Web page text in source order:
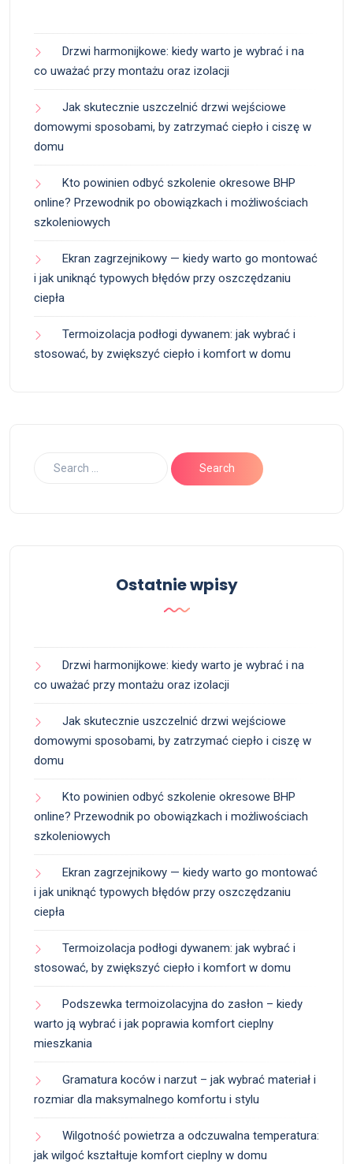
Drzwi harmonijkowe: kiedy warto je wybrać i na
co uważać przy montażu oraz izolacji
Jak skutecznie uszczelnić drzwi wejściowe
domowymi sposobami, by zatrzymać ciepło i ciszę w
domu
Kto powinien odbyć szkolenie okresowe BHP
online? Przewodnik po obowiązkach i możliwościach
szkoleniowych
Ekran zagrzejnikowy — kiedy warto go montować
i jak uniknąć typowych błędów przy oszczędzaniu
ciepła
Termoizolacja podłogi dywanem: jak wybrać i
stosować, by zwiększyć ciepło i komfort w domu
Ostatnie wpisy
Drzwi harmonijkowe: kiedy warto je wybrać i na
co uważać przy montażu oraz izolacji
Jak skutecznie uszczelnić drzwi wejściowe
domowymi sposobami, by zatrzymać ciepło i ciszę w
domu
Kto powinien odbyć szkolenie okresowe BHP
online? Przewodnik po obowiązkach i możliwościach
szkoleniowych
Ekran zagrzejnikowy — kiedy warto go montować
i jak uniknąć typowych błędów przy oszczędzaniu
ciepła
Termoizolacja podłogi dywanem: jak wybrać i
stosować, by zwiększyć ciepło i komfort w domu
Podszewka termoizolacyjna do zasłon – kiedy
warto ją wybrać i jak poprawia komfort cieplny
mieszkania
Gramatura koców i narzut – jak wybrać materiał i
rozmiar dla maksymalnego komfortu i stylu
Wilgotność powietrza a odczuwalna temperatura:
jak wilgoć kształtuje komfort cieplny w domu